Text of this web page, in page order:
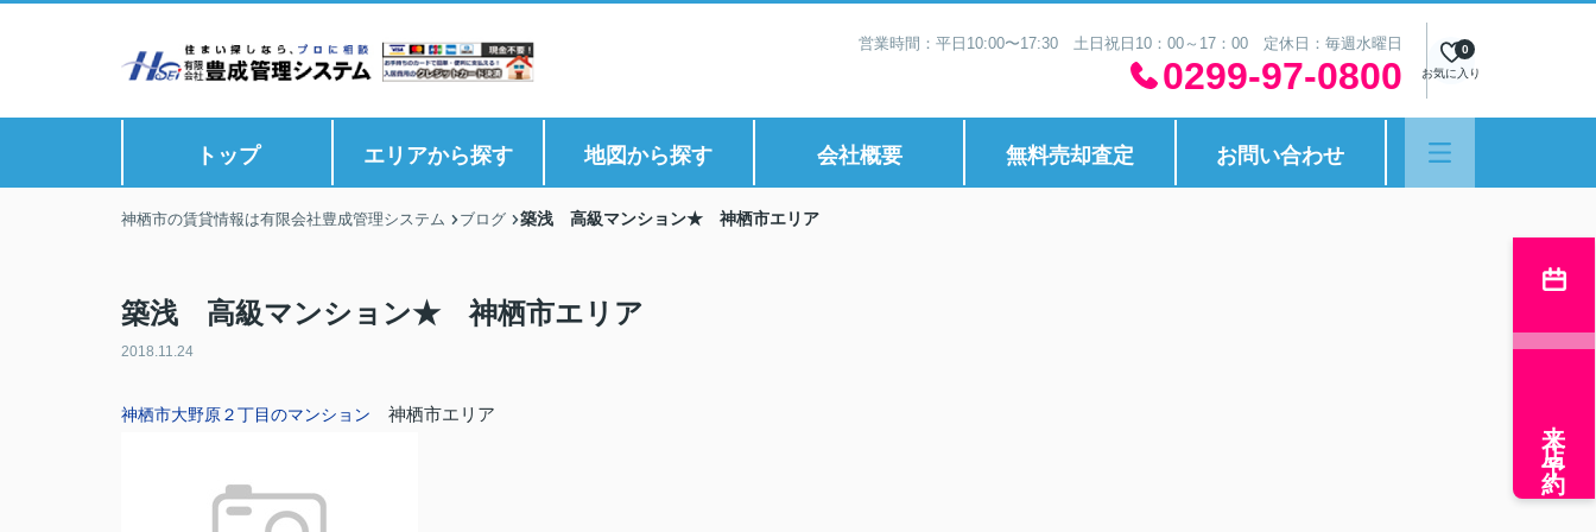
営業時間：平日10:00〜17:30 土日祝日10：00～17：00 定休日：毎週水曜日
0299-97-0800 お気に入り
0
トップ エリアから探す 地図から探す 会社概要 無料売却査定 お問い合わせ
神栖市の賃貸情報は有限会社豊成管理システム ブログ 築浅 高級マンション★ 神栖市エリア
築浅 高級マンション★ 神栖市エリア
2018.11.24
神栖市大野原２丁目のマンション 神栖市エリア 来店予約